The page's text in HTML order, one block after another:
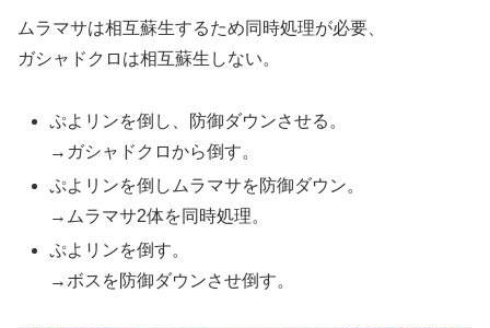
ムラマサは相互蘇生するため同時処理が必要、
ガシャドクロは相互蘇生しない。
ぷよリンを倒し、防御ダウンさせる。
→ガシャドクロから倒す。
ぷよリンを倒しムラマサを防御ダウン。
→ムラマサ2体を同時処理。
ぷよリンを倒す。
→ボスを防御ダウンさせ倒す。